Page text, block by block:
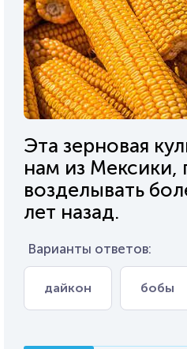
Эта зерновая
нам из Мексики,
возделывать
лет назад.
Варианты ответов:
дайкон бобы